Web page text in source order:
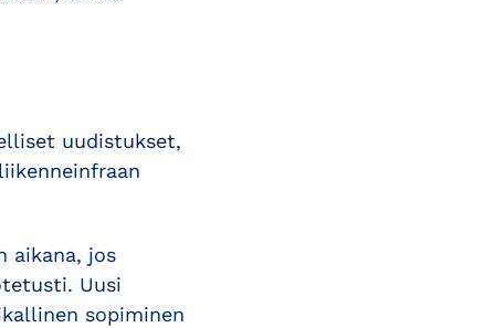
uudistukset,
aikana, jos
Uusi
sopiminen